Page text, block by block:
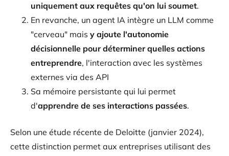
uniquement aux requêtes qu'on lui soumet.
En revanche, un agent IA intègre un LLM comme
"cerveau" mais y ajoute l'autonomie
décisionnelle pour déterminer quelles actions
entreprendre, l'interaction avec les systèmes
externes via des API
Sa mémoire persistante qui lui permet
d'apprendre de ses interactions passées.
Selon une étude récente de Deloitte (janvier 2024),
cette distinction permet aux entreprises utilisant des